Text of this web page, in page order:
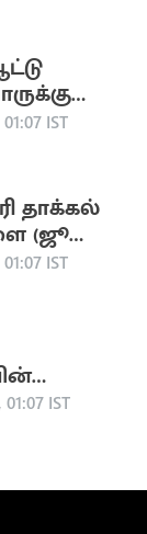
நல்லது
IST
தாக்கல்
(ஜூலை
IST
IST